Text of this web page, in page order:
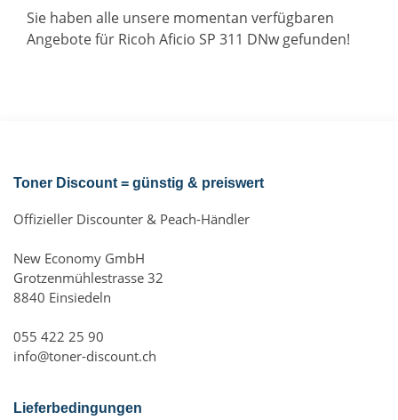
Sie haben alle unsere momentan verfügbaren
Angebote für Ricoh Aficio SP 311 DNw gefunden!
Toner Discount = günstig & preiswert
Offizieller Discounter & Peach-Händler
New Economy GmbH
Grotzenmühlestrasse 32
8840 Einsiedeln
055 422 25 90
info@toner-discount.ch
Lieferbedingungen